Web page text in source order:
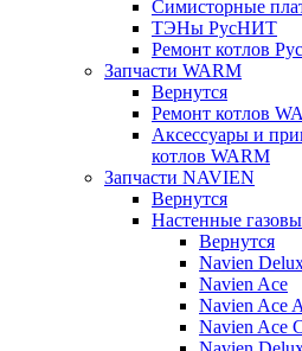
Симисторные
ТЭНы РусНИТ
Ремонт котлов
Запчасти WARM
Вернутся
Ремонт котлов
Аксессуары и
котлов WARM
Запчасти NAVIEN
Вернутся
Настенные
Вернутся
Navien
Navien Ace
Navien Ace
Navien Ace